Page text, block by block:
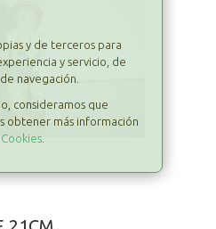
y de terceros para
y servicio, de
navegación.
consideramos que
obtener más información